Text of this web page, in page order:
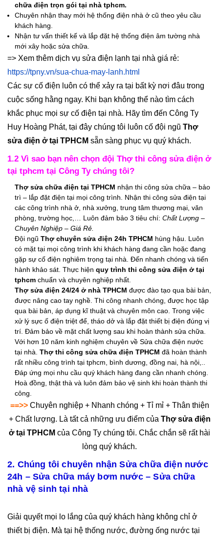
chữa điện trọn gói tại nhà tphcm.
Chuyên nhận thay mới hệ thống điện nhà ở cũ theo yêu cầu
khách hàng.
Nhận tư vấn thiết kế và lắp đặt hệ thống điện âm tường nhà
mới xây hoặc sửa chữa.
=> Xem thêm dịch vụ sửa điện lạnh tại nhà giá rẻ:
https://tpny.vn/sua-chua-may-lanh.html
Các sự cố điện luôn có thể xảy ra tại bất kỳ nơi đâu trong
cuộc sống hằng ngay. Khi bạn không thể nào tìm cách
khắc phục mọi sự cố điện tại nhà. Hãy tìm đến Công Ty
Huy Hoàng Phát, tại đây chúng tôi luôn cố đội ngũ Thợ
sửa điện ở tại TPHCM sẵn sàng phục vụ quý khách.
1.2 Vì sao bạn nên chọn đội Thợ thi công sửa điện ở
tại tphcm tại Công Ty chúng tôi?
Thợ sửa chữa điện tại TPHCM nhận thi công sửa chữa – bảo
trì – lắp đặt điện tại mọi công trình. Nhận thi công sửa điện tại
các công trình nhà ở, nhà xưởng, trung tâm thương mại, văn
phòng, trường học,… Luôn đảm bảo 3 tiêu chí: Chất Lượng –
Chuyên Nghiệp – Giá Rẻ.
Đội ngũ Thợ chuyên sửa điện 24h TPHCM hùng hậu. Luôn
có mặt tại mọi công trình khi khách hàng đang cần hoặc đang
gặp sự cố điện nghiêm trọng tại nhà. Đến nhanh chóng và tiến
hành khảo sát. Thực hiện quy trình thi công sửa điện ở tại
tphcm chuẩn và chuyên nghiệp nhất.
Thợ sửa điện 24/24 ở nhà TPHCM được đào tạo qua bài bản,
được nâng cao tay nghề. Thi công nhanh chóng, được học tập
qua bài bản, áp dụng kĩ thuật và chuyên môn cao. Trong việc
xử lý sực ố điện triệt để, tháo dở và lắp đặt thiết bị điện đúng vị
trí. Đảm bảo về mặt chất lượng sau khi hoàn thành sửa chữa.
Với hơn 10 năm kinh nghiệm chuyên về Sửa chữa điện nước
tại nhà. Thợ thi công sửa chữa điện TPHCM đã hoàn thành
rất nhiều công trình tại tphcm, bình dương, đồng nai, hà nội,..
Đáp ứng mọi nhu cầu quý khách hàng đang cần nhanh chóng.
Hoà đồng, thật thà và luôn đảm bảo vệ sinh khi hoàn thành thi
công.
==>> Chuyên nghiệp + Nhanh chóng + Tỉ mỉ + Thân thiện
+ Chất lượng. Là tất cả những ưu điểm của Thợ sửa điện
ở tại TPHCM của Công Ty chúng tôi. Chắc chắn sẽ rất hài
lòng quý khách.
2. Chúng tôi chuyên nhận Sửa chữa điện nước
24h – Sửa chữa máy bơm nước – Sửa chữa
nhà vệ sinh tại nhà
Giải quyết mọi lo lắng của quý khách hàng không chỉ ở
thiết bị điện. Mà tại hệ thống nước, đường ống nước tại